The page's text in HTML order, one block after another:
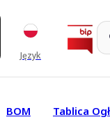
Język
BOM Tablica